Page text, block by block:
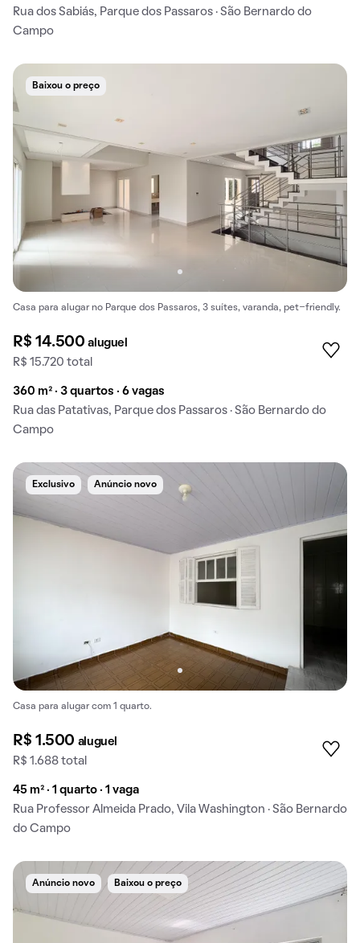
Rua dos Sabiás, Parque dos Passaros · São Bernardo do
Campo
Baixou o preço
Casa para alugar no Parque dos Passaros, 3 suítes, varanda, pet-friendly.
R$ 14.500aluguel
R$ 15.720 total
360 m² · 3 quartos · 6 vagas
Rua das Patativas, Parque dos Passaros · São Bernardo do
Campo
Exclusivo Anúncio novo
Casa para alugar com 1 quarto.
R$ 1.500 aluguel
R$ 1.688 total
45 m² · 1 quarto · 1 vaga
Rua Professor Almeida Prado, Vila Washington · São Bernardo
do Campo
Anúncio novo Baixou o preço